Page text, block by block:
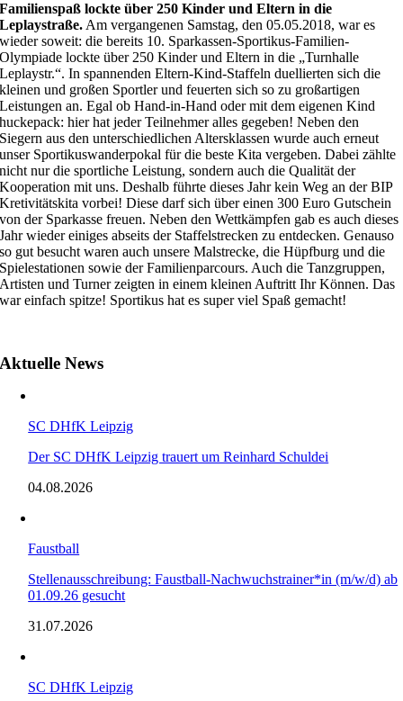
Familienspaß lockte über 250 Kinder und Eltern in die
Leplaystraße. Am vergangenen Samstag, den 05.05.2018, war es
wieder soweit: die bereits 10. Sparkassen-Sportikus-Familien-
Olympiade lockte über 250 Kinder und Eltern in die „Turnhalle
Leplaystr.“. In spannenden Eltern-Kind-Staffeln duellierten sich die
kleinen und großen Sportler und feuerten sich so zu großartigen
Leistungen an. Egal ob Hand-in-Hand oder mit dem eigenen Kind
huckepack: hier hat jeder Teilnehmer alles gegeben! Neben den
Siegern aus den unterschiedlichen Altersklassen wurde auch erneut
unser Sportikuswanderpokal für die beste Kita vergeben. Dabei zählte
nicht nur die sportliche Leistung, sondern auch die Qualität der
Kooperation mit uns. Deshalb führte dieses Jahr kein Weg an der BIP
Kretivitätskita vorbei! Diese darf sich über einen 300 Euro Gutschein
von der Sparkasse freuen. Neben den Wettkämpfen gab es auch dieses
Jahr wieder einiges abseits der Staffelstrecken zu entdecken. Genauso
so gut besucht waren auch unsere Malstrecke, die Hüpfburg und die
Spielestationen sowie der Familienparcours. Auch die Tanzgruppen,
Artisten und Turner zeigten in einem kleinen Auftritt Ihr Können. Das
war einfach spitze! Sportikus hat es super viel Spaß gemacht!
Aktuelle News
SC DHfK Leipzig
Der SC DHfK Leipzig trauert um Reinhard Schuldei
04.08.2026
Faustball
Stellenausschreibung: Faustball-Nachwuchstrainer*in (m/w/d) ab
01.09.26 gesucht
31.07.2026
SC DHfK Leipzig